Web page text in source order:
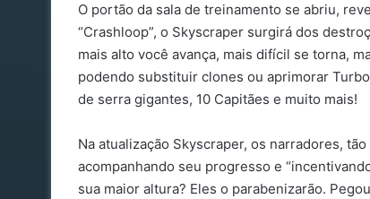
O portão da sala de treinamento se abriu,
“Crashloop”, o Skyscraper surgirá dos
mais alto você avança, mais difícil se torna,
podendo substituir clones ou aprimorar
de serra gigantes, 10 Capitães e muito mais!
Na atualização Skyscraper, os narradores,
acompanhando seu progresso e
sua maior altura? Eles o parabenizarão.